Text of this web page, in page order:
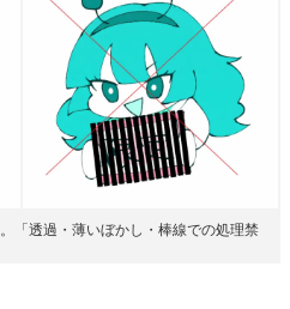
「透過・薄いぼかし・棒線での処理禁